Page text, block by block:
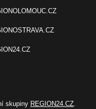
skupiny REGION24.CZ.